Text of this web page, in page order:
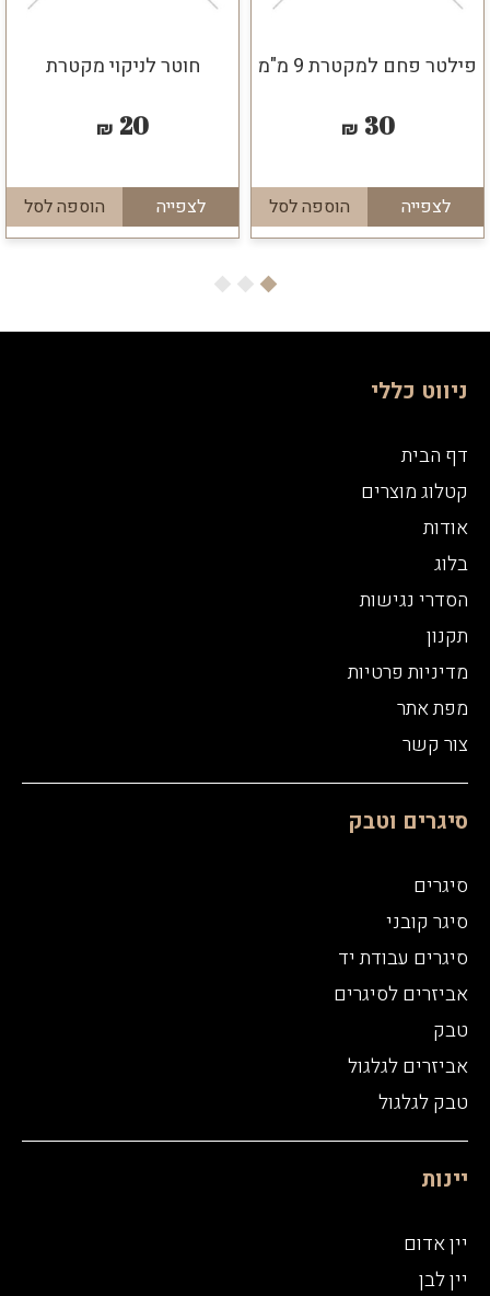
פילטר פחם למקטרת 9 מ"מ
30
₪
לצפייה הוספה לסל
חוטר לניקוי מקטרת
20
₪
לצפייה הוספה לסל
ניווט כללי
דף הבית
קטלוג מוצרים
אודות
בלוג
הסדרי נגישות
תקנון
מדיניות פרטיות
מפת אתר
צור קשר
סיגרים וטבק
סיגרים
סיגר קובני
סיגרים עבודת יד
אביזרים לסיגרים
טבק
אביזרים לגלגול
טבק לגלגול
יינות
יין אדום
יין לבן